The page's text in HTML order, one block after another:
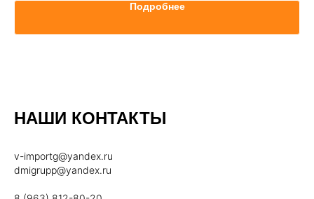
Подробнее
НАШИ КОНТАКТЫ
v-importg@yandex.ru
dmigrupp@yandex.ru